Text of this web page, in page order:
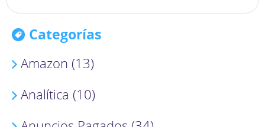
Categorías
Amazon (13)
Analítica (10)